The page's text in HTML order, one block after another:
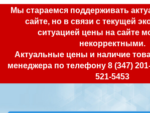
Мы стараемся поддерживать
сайте, но в связи с текущей
ситуацией цены на сайте
некорректными.
Актуальные цены и наличие
менеджера по телефону 8 (347)
521-5453